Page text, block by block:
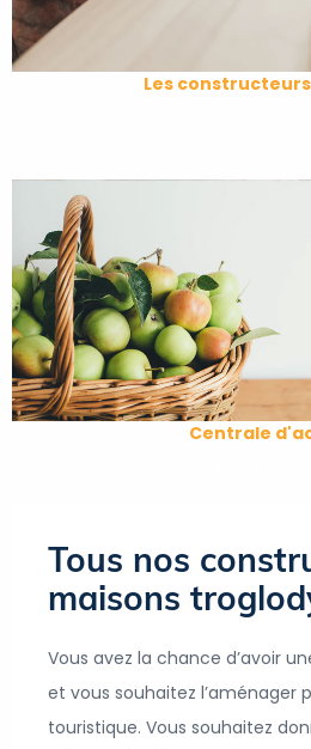
Les
Centrale
Tous nos
maisons
Vous avez la chance d’avoir
et vous souhaitez l’aménager
touristique. Vous souhaitez